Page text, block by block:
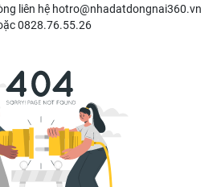
liên hệ hotro@nhadatdongnai360.vn
0828.76.55.26